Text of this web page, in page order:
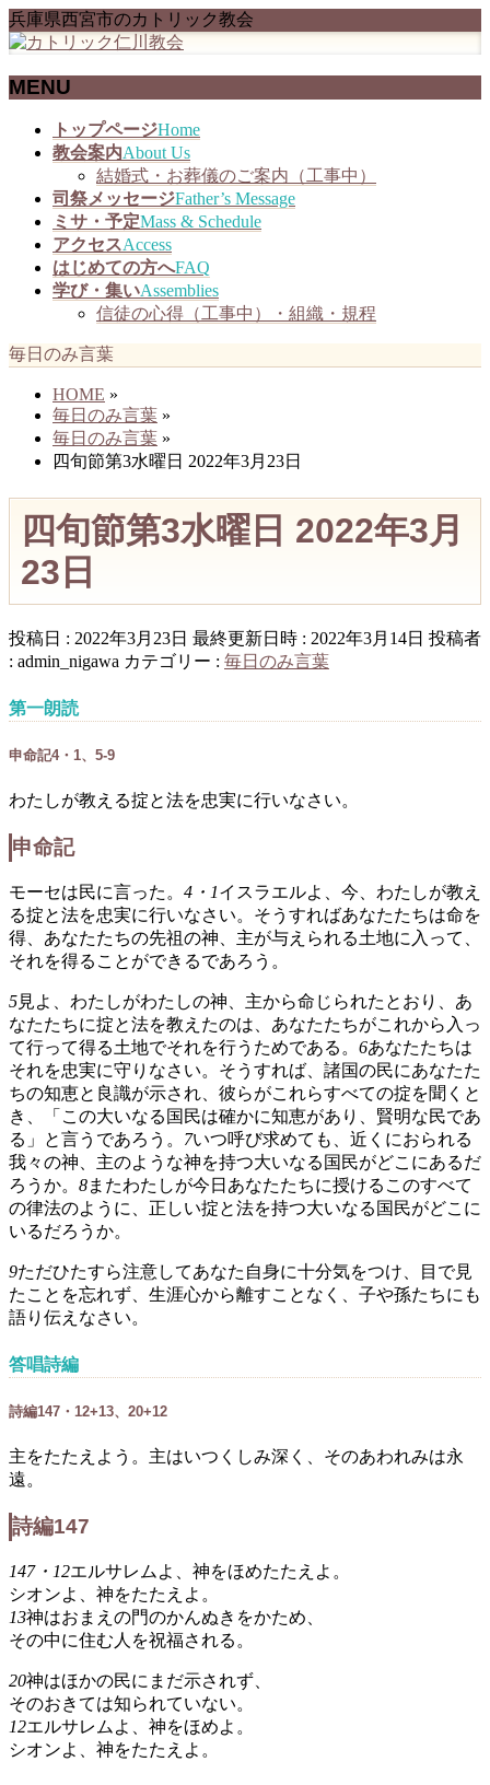
兵庫県西宮市のカトリック教会
MENU
トップページHome
教会案内About Us
結婚式・お葬儀のご案内（工事中）
司祭メッセージFather’s Message
ミサ・予定Mass & Schedule
アクセスAccess
はじめての方へFAQ
学び・集いAssemblies
信徒の心得（工事中）・組織・規程
毎日のみ言葉
HOME »
毎日のみ言葉 »
毎日のみ言葉 »
四旬節第3水曜日 2022年3月23日
四旬節第3水曜日 2022年3月
23日
投稿日 : 2022年3月23日 最終更新日時 : 2022年3月14日 投稿者
: admin_nigawa カテゴリー : 毎日のみ言葉
第一朗読
申命記4・1、5-9
わたしが教える掟と法を忠実に行いなさい。
申命記
モーセは民に言った。 4・1イスラエルよ、今、わたしが教え
る掟と法を忠実に行いなさい。そうすればあなたたちは命を
得、あなたたちの先祖の神、主が与えられる土地に入って、
それを得ることができるであろう。
5見よ、わたしがわたしの神、主から命じられたとおり、あ
なたたちに掟と法を教えたのは、あなたたちがこれから入っ
て行って得る土地でそれを行うためである。 6あなたたちは
それを忠実に守りなさい。そうすれば、諸国の民にあなたた
ちの知恵と良識が示され、彼らがこれらすべての掟を聞くと
き、「この大いなる国民は確かに知恵があり、賢明な民であ
る」と言うであろう。 7いつ呼び求めても、近くにおられる
我々の神、主のような神を持つ大いなる国民がどこにあるだ
ろうか。 8またわたしが今日あなたたちに授けるこのすべて
の律法のように、正しい掟と法を持つ大いなる国民がどこに
いるだろうか。
9ただひたすら注意してあなた自身に十分気をつけ、目で見
たことを忘れず、生涯心から離すことなく、子や孫たちにも
語り伝えなさい。
答唱詩編
詩編147・12+13、20+12
主をたたえよう。主はいつくしみ深く、そのあわれみは永
遠。
詩編147
147・12エルサレムよ、神をほめたたえよ。
シオンよ、神をたたえよ。
13神はおまえの門のかんぬきをかため、
その中に住む人を祝福される。
20神はほかの民にまだ示されず、
そのおきては知られていない。
12エルサレムよ、神をほめよ。
シオンよ、神をたたえよ。